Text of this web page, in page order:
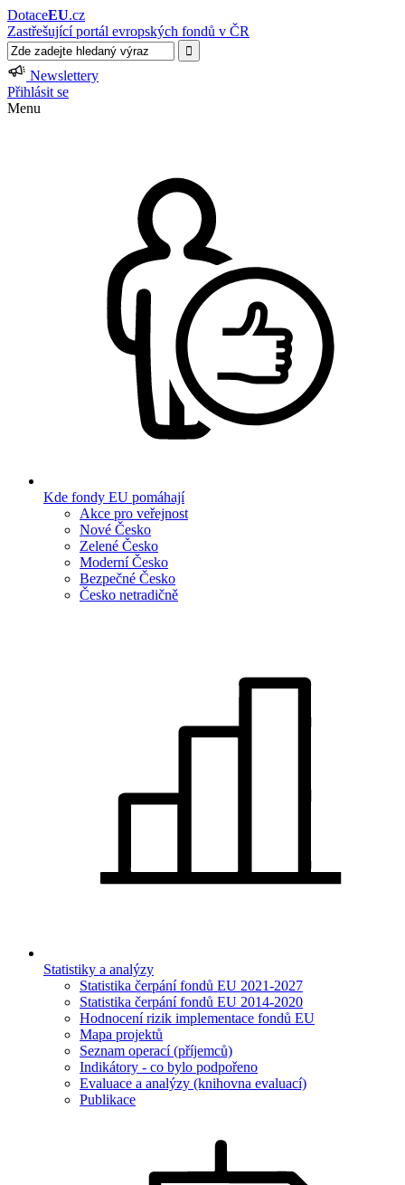
DotaceEU.cz
Zastřešující portál evropských fondů v ČR
Newslettery
Přihlásit se
Menu
Kde fondy EU pomáhají
Akce pro veřejnost
Nové Česko
Zelené Česko
Moderní Česko
Bezpečné Česko
Česko netradičně
Statistiky a analýzy
Statistika čerpání fondů EU 2021-2027
Statistika čerpání fondů EU 2014-2020
Hodnocení rizik implementace fondů EU
Mapa projektů
Seznam operací (příjemců)
Indikátory - co bylo podpořeno
Evaluace a analýzy (knihovna evaluací)
Publikace